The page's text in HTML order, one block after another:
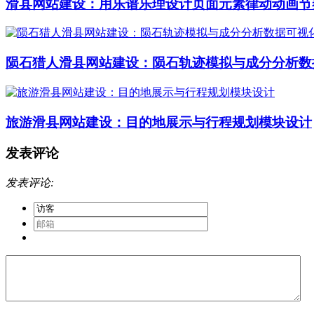
滑县网站建设：用乐谱乐理设计页面元素律动动画
陨石猎人滑县网站建设：陨石轨迹模拟与成分分析
旅游滑县网站建设：目的地展示与行程规划模块设计
发表评论
发表评论: